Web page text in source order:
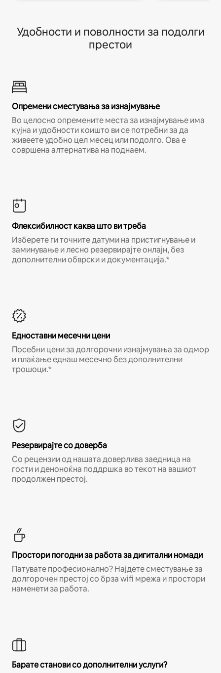
Удобности и поволности за подолги
престои
Опремени сместувања за изнајмување
Во целосно опремените места за изнајмување има
кујна и удобности коишто ви се потребни за да
живеете удобно цел месец или подолго. Ова е
совршена алтернатива на поднаем.
Флексибилност каква што ви треба
Изберете ги точните датуми на пристигнување и
заминување и лесно резервирајте онлајн, без
дополнителни обврски и документација.*
Едноставни месечни цени
Посебни цени за долгорочни изнајмувања за одмор
и плаќање еднаш месечно без дополнителни
трошоци.*
Резервирајте со доверба
Со рецензии од нашата доверлива заедница на
гости и деноноќна поддршка во текот на вашиот
продолжен престој.
Простори погодни за работа за дигитални номади
Патувате професионално? Најдете сместување за
долгорочен престој со брза wifi мрежа и простори
наменети за работа.
Барате станови со дополнителни услуги?